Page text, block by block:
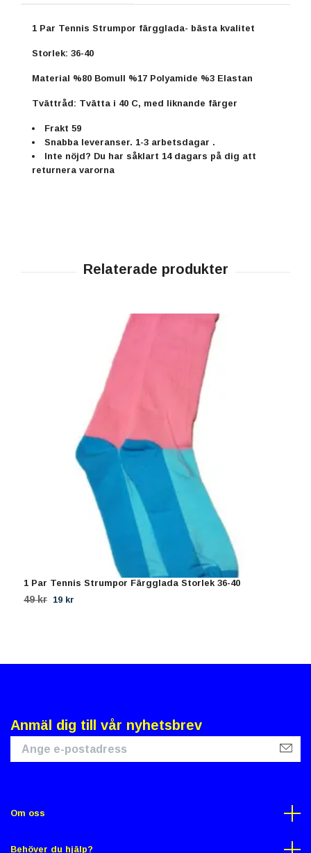
1 Par Tennis Strumpor färgglada- bästa kvalitet
Storlek: 36-40
Material %80 Bomull %17 Polyamide %3 Elastan
Tvättråd: Tvätta i 40 C, med liknande färger
Frakt 59
Snabba leveranser. 1-3 arbetsdagar .
Inte nöjd? Du har såklart 14 dagars på dig att
returnera varorna
1 Par Tennis Strumpor Färgglada Storlek 36-40
49 kr 19 kr
Anmäl dig till vår nyhetsbrev
Om oss
Behöver du hjälp?